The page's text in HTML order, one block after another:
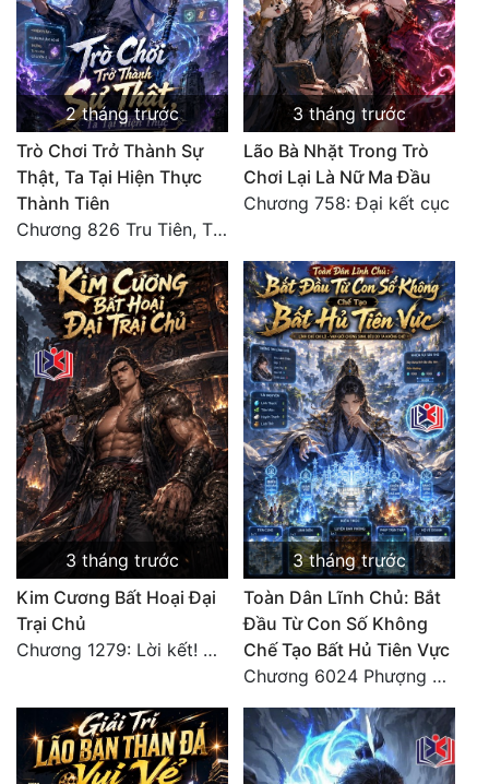
Sát Phạt Quyết Đoán
Vô Sỉ
Điềm Đạm2 tháng trước
Trò Chơi Trở Thành Sự
Thật, Ta Tại Hiện Thực
Thành Tiên
Chương 826 Tru Tiên, Thiên Đạo Chi Thượng, Độc Đoán Vạn Cổ (Đại kết cục)
3 tháng trước
Lão Bà Nhặt Trong Trò
Chơi Lại Là Nữ Ma Đầu
Chương 758: Đại kết cục
3 tháng trước
Kim Cương Bất Hoại Đại
Trại Chủ
Chương 1279: Lời kết! Giang hồ hẹn ngày gặp lại!
3 tháng trước
Toàn Dân Lĩnh Chủ: Bắt
Đầu Từ Con Số Không
Chế Tạo Bất Hủ Tiên Vực
Chương 6024 Phượng Tổ giúp ta! Mở lại luân hồi!